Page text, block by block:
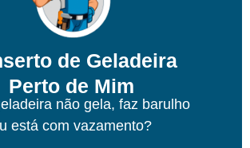
de Geladeira
Perto de Mim
não gela, faz barulho
está com vazamento?